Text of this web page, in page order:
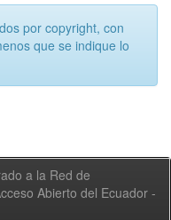
por copyright, con
que se indique lo
a la Red de
Abierto del Ecuador -